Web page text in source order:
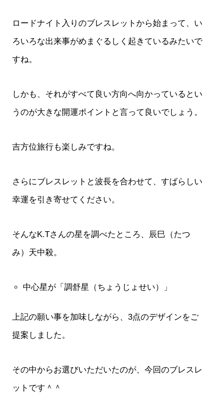
ロードナイト入りのブレスレットから始まって、い
ろいろな出来事がめまぐるしく起きているみたいで
すね。
しかも、それがすべて良い方向へ向かっているとい
うのが大きな開運ポイントと言って良いでしょう。
吉方位旅行も楽しみですね。
さらにブレスレットと波長を合わせて、すばらしい
幸運を引き寄せてください。
そんなK.Tさんの星を調べたところ、辰巳（たつ
み）天中殺。
中心星が「調舒星（ちょうじょせい）」
上記の願い事を加味しながら、3点のデザインをご
提案しました。
その中からお選びいただいたのが、今回のブレスレ
ットです＾＾